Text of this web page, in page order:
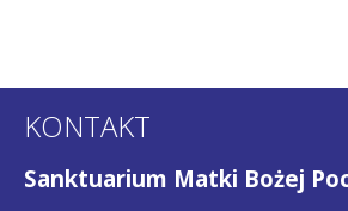
KONTAKT
Sanktuarium Matki Bożej